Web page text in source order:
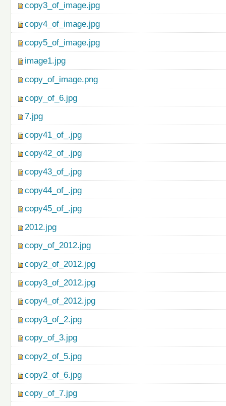
copy3_of_image.jpg
copy4_of_image.jpg
copy5_of_image.jpg
image1.jpg
copy_of_image.png
copy_of_6.jpg
7.jpg
copy41_of_.jpg
copy42_of_.jpg
copy43_of_.jpg
copy44_of_.jpg
copy45_of_.jpg
2012.jpg
copy_of_2012.jpg
copy2_of_2012.jpg
copy3_of_2012.jpg
copy4_of_2012.jpg
copy3_of_2.jpg
copy_of_3.jpg
copy2_of_5.jpg
copy2_of_6.jpg
copy_of_7.jpg